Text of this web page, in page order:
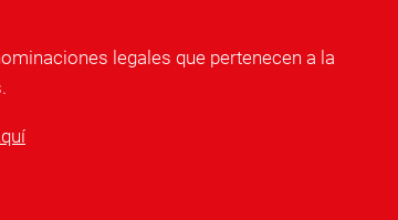
legales que pertenecen a la